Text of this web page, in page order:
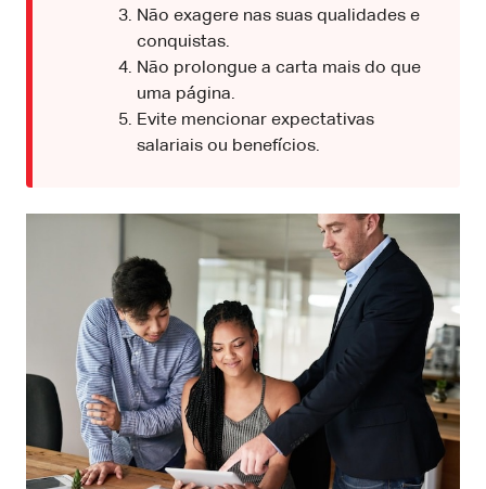
Não exagere nas suas qualidades e
conquistas.
Não prolongue a carta mais do que
uma página.
Evite mencionar expectativas
salariais ou benefícios.